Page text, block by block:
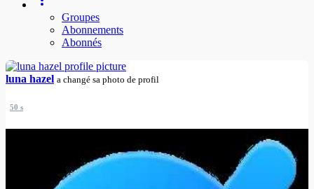
Groupes
Abonnements
Abonnés
luna hazel a changé sa photo de profil
50 s